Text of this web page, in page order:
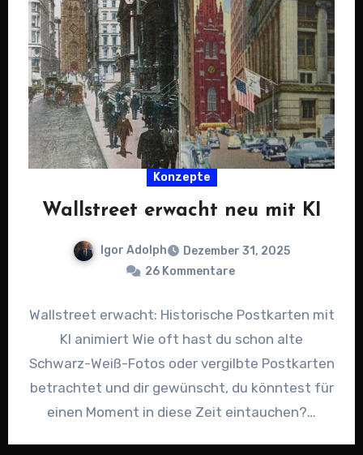
Konzepte
Wallstreet erwacht neu mit KI
Igor Adolph
Dezember 31, 2025
26 Kommentare
Wallstreet erwacht: Historische Postkarten mit
KI animiert Wie oft hast du schon alte
Schwarz-Weiß-Fotos oder vergilbte Postkarten
betrachtet und dir gewünscht, du könntest für
einen Moment in diese Zeit eintauchen?…